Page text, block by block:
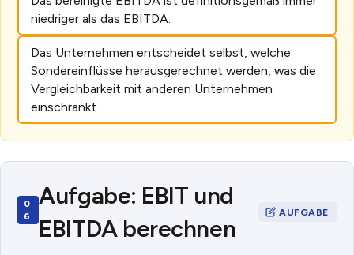
niedriger als das EBITDA.
Das Unternehmen entscheidet selbst, welche
Sondereinflüsse herausgerechnet werden, was die
Vergleichbarkeit mit anderen Unternehmen
einschränkt.
Aufgabe: EBIT und
EBITDA berechnen